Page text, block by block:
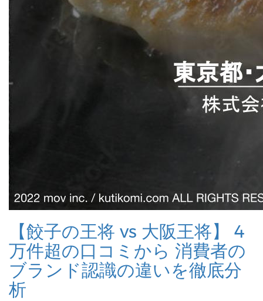
【餃子の王将 vs 大阪王将】 4
万件超の口コミから 消費者の
ブランド認識の違いを徹底分
析